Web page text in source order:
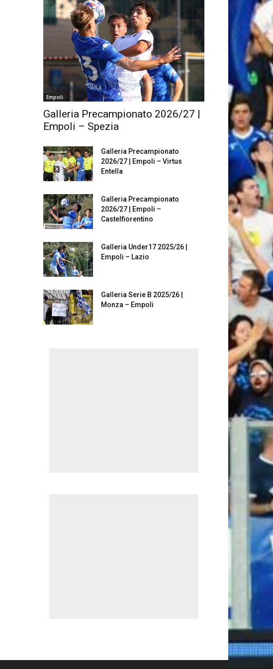
Empoli
Galleria Precampionato 2026/27 |
Empoli – Spezia
Galleria Precampionato
2026/27 | Empoli – Virtus
Entella
Galleria Precampionato
2026/27 | Empoli –
Castelfiorentino
Galleria Under17 2025/26 |
Empoli – Lazio
Galleria Serie B 2025/26 |
Monza – Empoli